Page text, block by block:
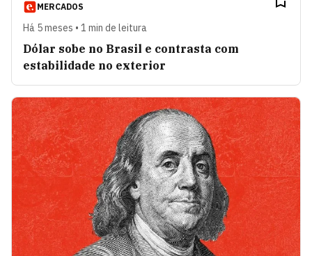
MERCADOS
Há 5 meses • 1 min de leitura
Dólar sobe no Brasil e contrasta com
estabilidade no exterior